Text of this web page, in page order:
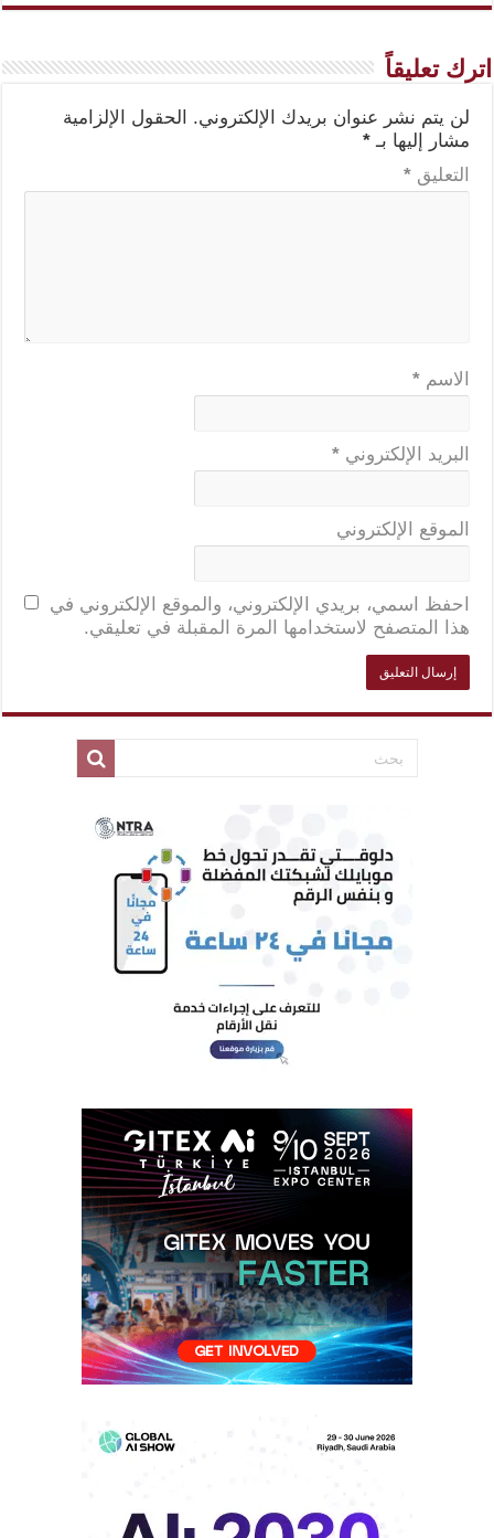
اترك تعليقاً
لن يتم نشر عنوان بريدك الإلكتروني.
الحقول الإلزامية
مشار إليها بـ *
التعليق *
الاسم *
البريد الإلكتروني *
الموقع الإلكتروني
احفظ اسمي، بريدي الإلكتروني، والموقع الإلكتروني في
هذا المتصفح لاستخدامها المرة المقبلة في تعليقي.